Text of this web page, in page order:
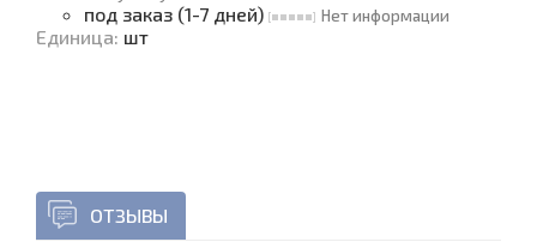
под заказ (1-7 дней) Нет информации
Единица: шт
ОТЗЫВЫ